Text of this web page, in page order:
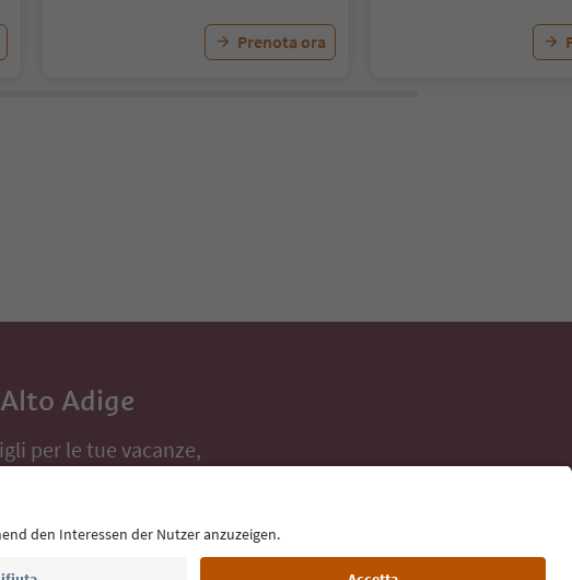
Prenota ora
Adige
per le tue vacanze,